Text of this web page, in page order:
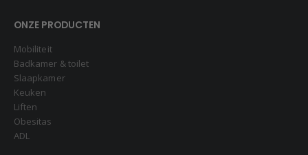
ONZE PRODUCTEN
Mobiliteit
Badkamer & toilet
Slaapkamer
Keuken
Liften
Obesitas
ADL